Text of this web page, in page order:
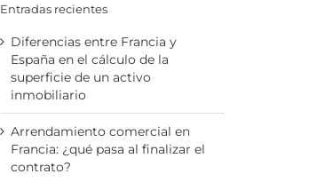
Entradas recientes
Diferencias entre Francia y
España en el cálculo de la
superficie de un activo
inmobiliario
Arrendamiento comercial en
Francia: ¿qué pasa al finalizar el
contrato?